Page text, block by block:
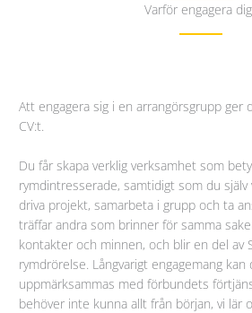
Varför engagera
Att engagera sig i en arrangörsgrupp ger
CV:t.
Du får skapa verklig verksamhet som
rymdintresserade, samtidigt som du själv
driva projekt, samarbeta i grupp och ta
träffar andra som brinner för samma
kontakter och minnen, och blir en del av
rymdrörelse. Långvarigt engagemang
uppmärksammas med förbundets
behöver inte kunna allt från början, vi lär